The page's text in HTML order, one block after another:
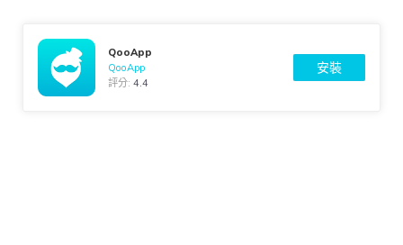
QooApp
QooApp
評分:4.4
安裝